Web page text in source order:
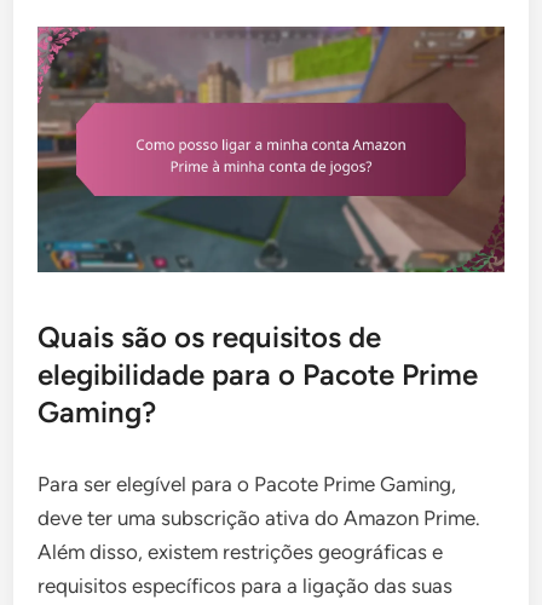
Quais são os requisitos de
elegibilidade para o Pacote Prime
Gaming?
Para ser elegível para o Pacote Prime Gaming,
deve ter uma subscrição ativa do Amazon Prime.
Além disso, existem restrições geográficas e
requisitos específicos para a ligação das suas